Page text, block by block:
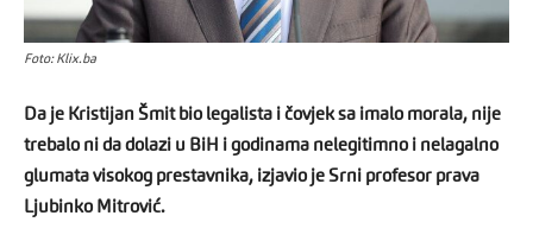
Foto: Klix.ba
Da je Kristijan Šmit bio legalista i čovjek sa imalo morala, nije
trebalo ni da dolazi u BiH i godinama nelegitimno i nelagalno
glumata visokog prestavnika, izjavio je Srni profesor prava
Ljubinko Mitrović.